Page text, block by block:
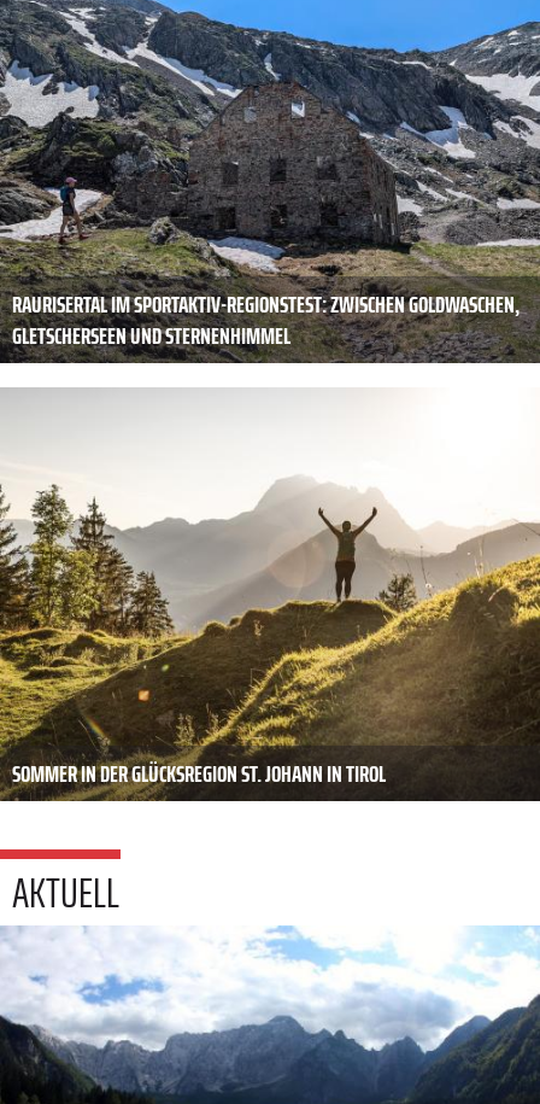
RAURISERTAL IM SPORTAKTIV-REGIONSTEST: ZWISCHEN GOLDWASCHEN,
GLETSCHERSEEN UND STERNENHIMMEL
SOMMER IN DER GLÜCKSREGION ST. JOHANN IN TIROL
AKTUELL